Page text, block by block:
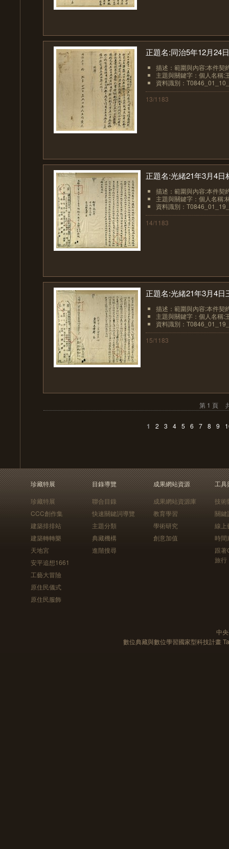
正題名:同治5年12月24
描述：範圍與內容:本件契
主題與關鍵字：個人名稱:
資料識別：
13/1183
正題名:光緒21年3月4
描述：範圍與內容:本件契
主題與關鍵字：個人名稱:
資料識別：
14/1183
正題名:光緒21年3月4
描述：範圍與內容:本件契
主題與關鍵字：個人名稱:
資料識別：
15/1183
第 1 頁
1 2 3 4 5 6 7 8 9
珍藏特展
珍藏特展
CCC創作集
建築排排站
建築轉轉樂
天地宮
安平追想1661
工藝大冒險
原住民儀式
原住民服飾
目錄導覽
聯合目錄
快速關鍵詞導覽
主題分類
典藏機構
進階搜尋
成果網站資源
成果網站資源庫
教育學習
學術研究
創意加值
工具
技術
關鍵
線上
時間
跟
旅行
中
數位典藏與數位學習國家型科技計畫